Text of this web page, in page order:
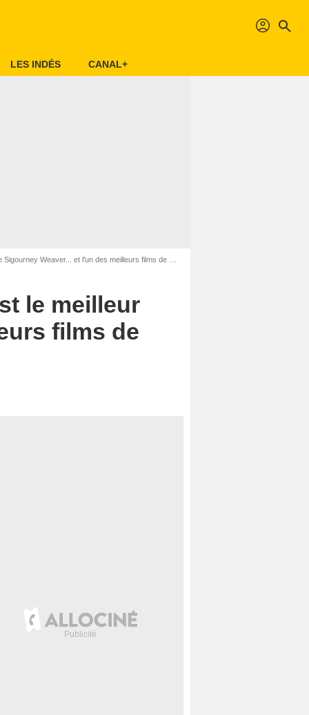
profil search
LES INDÉS CANAL+
et l'un des meilleurs films de science-fiction de tous les temps !
le meilleur
films de